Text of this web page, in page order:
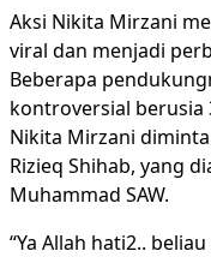
Aksi Nikita Mirzani
viral dan menjadi
Beberapa
kontroversial berusia
Nikita Mirzani
Rizieq Shihab, yang
Muhammad SAW.
“Ya Allah hati2..